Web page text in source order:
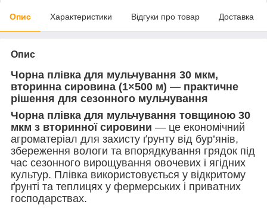
Опис Характеристики Відгуки про товар Доставка
Опис
Чорна плівка для мульчування 30 мкм,
вторинна сировина (1×500 м) — практичне
рішення для сезонного мульчування
Чорна плівка для мульчування товщиною 30
мкм з вторинної сировини — це економічний
агроматеріал для захисту ґрунту від бур’янів,
збереження вологи та впорядкування грядок під
час сезонного вирощування овочевих і ягідних
культур. Плівка використовується у відкритому
ґрунті та теплицях у фермерських і приватних
господарствах.